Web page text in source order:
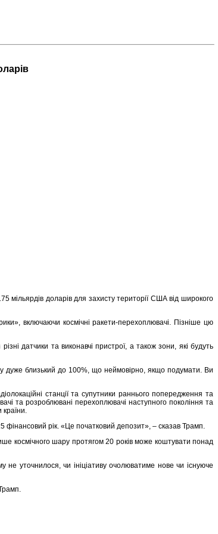
мільярдів доларів для захисту території США від широкого
включаючи космічні ракети-перехоплювачі. Пізніше цю
датчики та виконавчі пристрої, а також зони, які будуть
дуже близький до 100%, що неймовірно, якщо подумати. Ви
станції та супутники раннього попередження та
та розроблювані перехоплювачі наступного покоління та
фінансовий рік. «Це початковий депозит», – сказав Трамп.
космічного шару протягом 20 років може коштувати понад
уточнилося, чи ініціативу очолюватиме нове чи існуюче